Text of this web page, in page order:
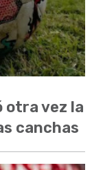
otra vez la
canchas